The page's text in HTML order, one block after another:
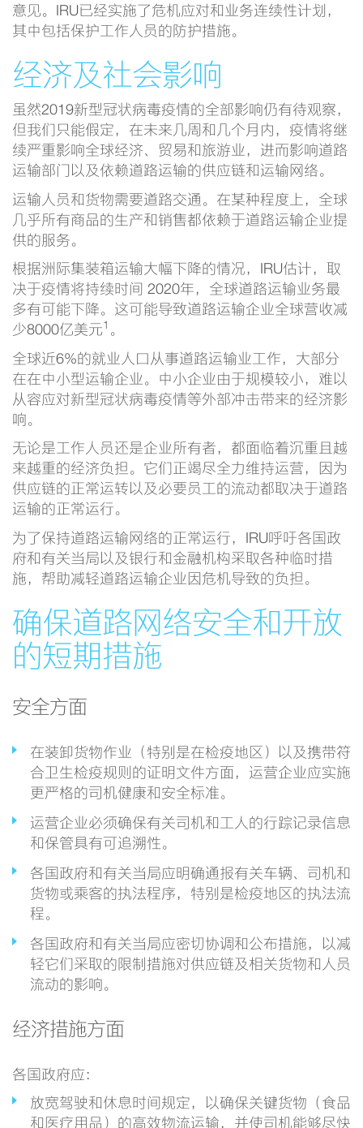
意见。IRU已经实施了危机应对和业务连续性计划，
其中包括保护工作人员的防护措施。
经济及社会影响
虽然2019新型冠状病毒疫情的全部影响仍有待观察，
但我们只能假定，在未来几周和几个月内，疫情将继
续严重影响全球经济、贸易和旅游业，进而影响道路
运输部门以及依赖道路运输的供应链和运输网络。
运输人员和货物需要道路交通。在某种程度上，全球
几乎所有商品的生产和销售都依赖于道路运输企业提
供的服务。
根据洲际集装箱运输大幅下降的情况，IRU估计，取
决于疫情将持续时间 2020年，全球道路运输业务最
多有可能下降。这可能导致道路运输企业全球营收减
少8000亿美元1 。
全球近6%的就业人口从事道路运输业工作，大部分
在在中小型运输企业。中小企业由于规模较小，难以
从容应对新型冠状病毒疫情等外部冲击带来的经济影
响。
无论是工作人员还是企业所有者，都面临着沉重且越
来越重的经济负担。它们正竭尽全力维持运营，因为
供应链的正常运转以及必要员工的流动都取决于道路
运输的正常运行。
为了保持道路运输网络的正常运行，IRU呼吁各国政
府和有关当局以及银行和金融机构采取各种临时措
施，帮助减轻道路运输企业因危机导致的负担。
确保道路网络安全和开放
的短期措施
安全方面
在装卸货物作业（特别是在检疫地区）以及携带符
合卫生检疫规则的证明文件方面，运营企业应实施
更严格的司机健康和安全标准。
运营企业必须确保有关司机和工人的行踪记录信息
和保管具有可追溯性。
各国政府和有关当局应明确通报有关车辆、司机和
货物或乘客的执法程序，特别是检疫地区的执法流
程。
各国政府和有关当局应密切协调和公布措施，以减
轻它们采取的限制措施对供应链及相关货物和人员
流动的影响。
经济措施方面
各国政府应：
放宽驾驶和休息时间规定，以确保关键货物（食品
和医疗用品）的高效物流运输，并使司机能够尽快